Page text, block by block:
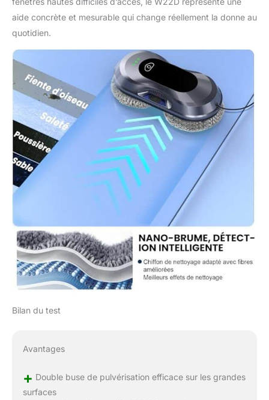
une source
d'alimentation et la
de forte accumulation
de poussière sur la
surface en verre,
désactivez la fonction
de pulvérisation
automatique et laissez
le robot nettoyer à sec.
3. Appuyez sur le
bouton pendant plus
de 3 secondes pour
démarrer le robot.
Lorsque le voyant
rouge s’allume après le
démarrage, vérifiez
l’installation de
l’anneau de nettoyage
inférieur.
aide concrète et mesurable qui change réellement la donne au
quotidien.
Bilan du test
Avantages
+ Double buse de pulvérisation efficace sur les grandes
surfaces